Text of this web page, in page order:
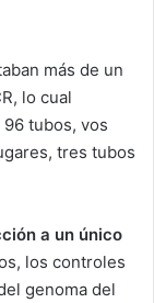
más de un
lo cual
tubos, vos
tres tubos
a un único
los controles
genoma del